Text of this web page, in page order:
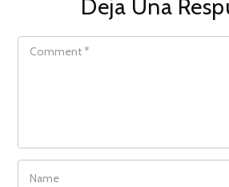
Deja Una
COMMENT
NAME